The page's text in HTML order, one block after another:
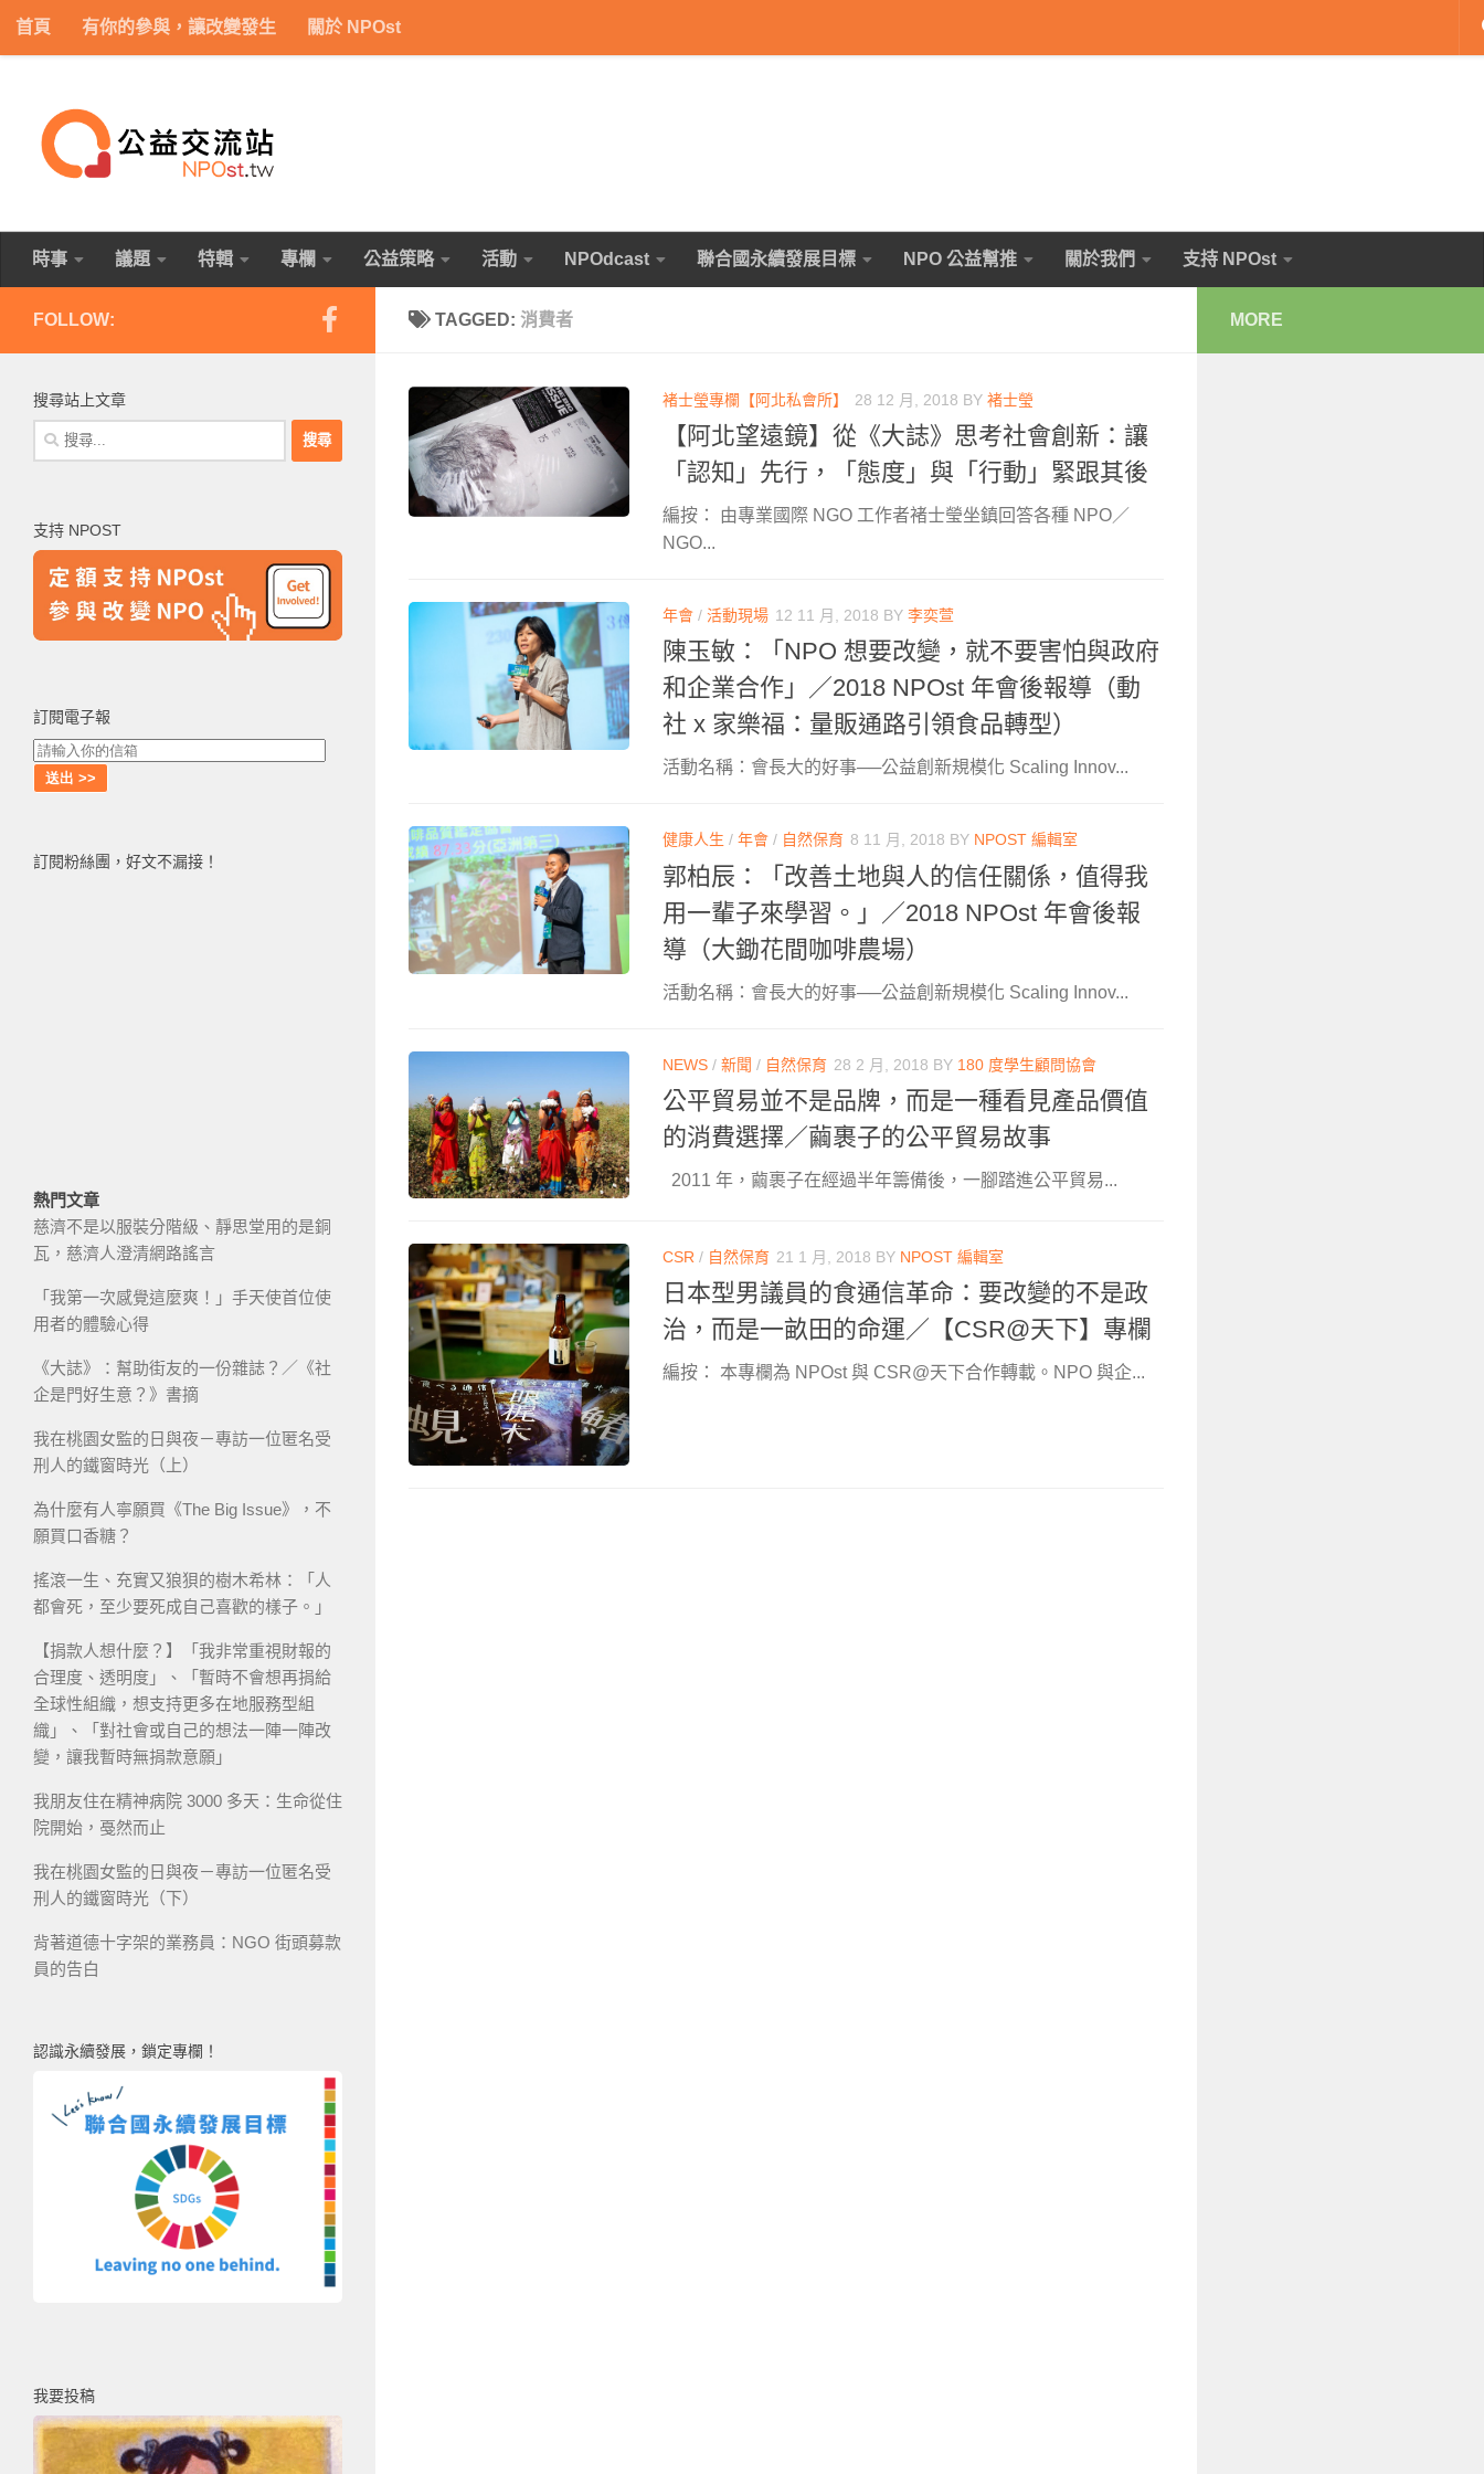
Skip to content
首頁 有你的參與，讓改變發生 關於 NPOst
時事 議題 特輯 專欄 公益策略 活動 NPOdcast 聯合國永續發展目標 NPO 公益幫推 關於我們 支持 NPOst
TAGGED: 消費者
褚士瑩專欄【阿北私會所】 28 12 月, 2018 BY 褚士瑩
【阿北望遠鏡】從《大誌》思考社會創新：讓
「認知」先行，「態度」與「行動」緊跟其後
編按： 由專業國際 NGO 工作者褚士瑩坐鎮回答各種 NPO／
NGO...
年會 / 活動現場 12 11 月, 2018 BY 李奕萱
陳玉敏：「NPO 想要改變，就不要害怕與政府
和企業合作」／2018 NPOst 年會後報導（​動
社 x 家樂福：量販通路引領食品轉型）
活動名稱：會長大的好事──公益創新規模化 Scaling Innov...
健康人生 / 年會 / 自然保育 8 11 月, 2018 BY NPOST 編輯室
郭柏辰：「改善土地與人的信任關係，值得我
用一輩子來學習。」／2018 NPOst 年會後報
導（大鋤花間咖啡農場）
活動名稱：會長大的好事──公益創新規模化 Scaling Innov...
NEWS / 新聞 / 自然保育 28 2 月, 2018 BY 180 度學生顧問協會
公平貿易並不是品牌，而是一種看見產品價值
的消費選擇／繭裹子的公平貿易故事
2011 年，繭裹子在經過半年籌備後，一腳踏進公平貿易...
CSR / 自然保育 21 1 月, 2018 BY NPOST 編輯室
日本型男議員的食通信革命：要改變的不是政
治，而是一畝田的命運／【CSR@天下】專欄
編按： 本專欄為 NPOst 與 CSR@天下合作轉載。NPO 與企...
FOLLOW:
搜尋站上文章
搜
尋
字:
支持 NPOST
訂閱電子報
訂閱粉絲團，好文不漏接！
熱門文章
慈濟不是以服裝分階級、靜思堂用的是銅
瓦，慈濟人澄清網路謠言
「我第一次感覺這麼爽！」手天使首位使
用者的體驗心得
《大誌》：幫助街友的一份雜誌？／《社
企是門好生意？》書摘
我在桃園女監的日與夜－專訪一位匿名受
刑人的鐵窗時光（上）
為什麼有人寧願買《The Big Issue》，不
願買口香糖？
搖滾一生、充實又狼狽的樹木希林：「人
都會死，至少要死成自己喜歡的樣子。」
【捐款人想什麼？】「我非常重視財報的
合理度、透明度」、「暫時不會想再捐給
全球性組織，想支持更多在地服務型組
織」、「對社會或自己的想法一陣一陣改
變，讓我暫時無捐款意願」
我朋友住在精神病院 3000 多天：生命從住
院開始，戞然而止
我在桃園女監的日與夜－專訪一位匿名受
刑人的鐵窗時光（下）
背著道德十字架的業務員：NGO 街頭募款
員的告白
認識永續發展，鎖定專欄！
我要投稿
MORE